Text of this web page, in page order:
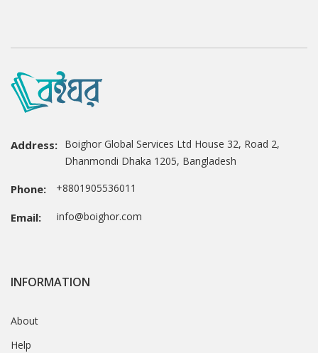
Address: Boighor Global Services Ltd House 32, Road 2,
Dhanmondi Dhaka 1205, Bangladesh
Phone: +8801905536011
Email: info@boighor.com
INFORMATION
About
Help